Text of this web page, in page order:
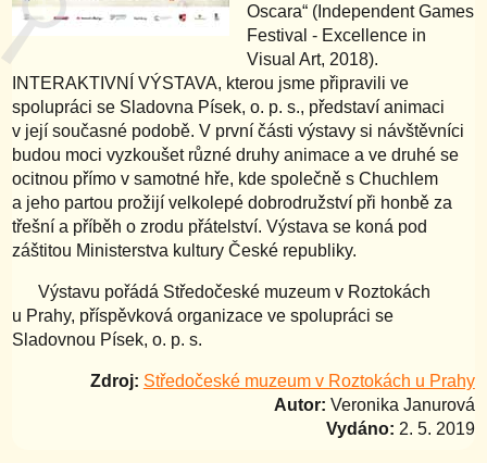
Oscara“ (Independent Games
Festival - Excellence in
Visual Art, 2018).
INTERAKTIVNÍ VÝSTAVA, kterou jsme připravili ve
spolupráci se Sladovna Písek, o. p. s., představí animaci
v její současné podobě. V první části výstavy si návštěvníci
budou moci vyzkoušet různé druhy animace a ve druhé se
ocitnou přímo v samotné hře, kde společně s Chuchlem
a jeho partou prožijí velkolepé dobrodružství při honbě za
třešní a příběh o zrodu přátelství. Výstava se koná pod
záštitou Ministerstva kultury České republiky.
Výstavu pořádá Středočeské muzeum v Roztokách
u Prahy, příspěvková organizace ve spolupráci se
Sladovnou Písek, o. p. s.
Zdroj: Středočeské muzeum v Roztokách u Prahy
Autor: Veronika Janurová
Vydáno: 2. 5. 2019